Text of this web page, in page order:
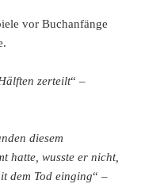
vor Buchanfänge
zerteilt“ –
diesem
hatte, wusste er nicht,
dem Tod einging“ –